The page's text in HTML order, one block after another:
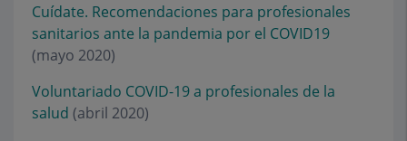
Cuídate. Recomendaciones para profesionales
sanitarios ante la pandemia por el COVID19
(mayo 2020)
Voluntariado COVID-19 a profesionales de la
salud (abril 2020)